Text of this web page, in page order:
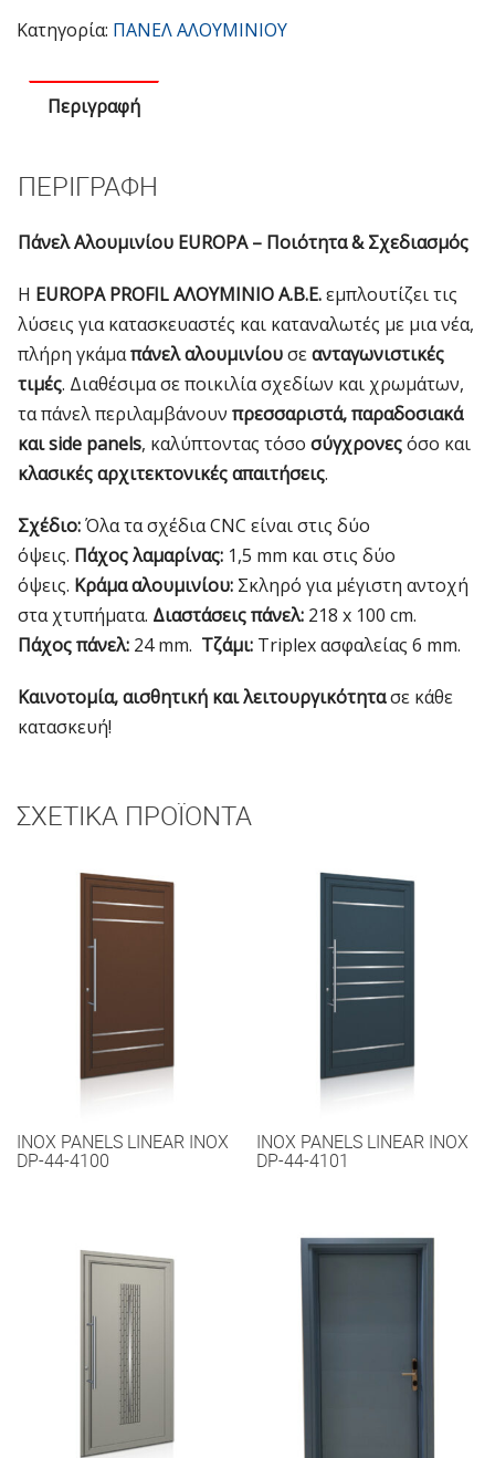
Inox
Κατηγορία: ΠΑΝΕΛ ΑΛΟΥΜΙΝΙΟΥ
Περιγραφή
ΠΕΡΙΓΡΑΦΉ
Πάνελ Αλουμινίου EUROPA – Ποιότητα & Σχεδιασμός
Η EUROPA PROFIL ΑΛΟΥΜΙΝΙΟ Α.Β.Ε.εμπλουτίζει τις
λύσεις για κατασκευαστές και καταναλωτές με μια νέα,
πλήρη γκάμαπάνελ αλουμινίουσεανταγωνιστικές
τιμές. Διαθέσιμα σε ποικιλία σχεδίων και χρωμάτων,
τα πάνελ περιλαμβάνουν πρεσσαριστά, παραδοσιακά
και side panels, καλύπτοντας τόσο σύγχρονεςόσο και
κλασικές αρχιτεκτονικές απαιτήσεις.
Σχέδιο:Όλα τα σχέδια CNC είναι στις δύο
όψεις. Πάχος λαμαρίνας: 1,5 mm και στις δύο
όψεις. Κράμα αλουμινίου: Σκληρό για μέγιστη αντοχή
στα χτυπήματα. Διαστάσεις πάνελ: 218 x 100 cm.
Πάχος πάνελ: 24 mm. Τζάμι: Triplex ασφαλείας 6 mm.
Καινοτομία, αισθητική και λειτουργικότητασε κάθε
κατασκευή!
ΣΧΕΤΙΚΆ ΠΡΟΪΌΝΤΑ
INOX PANELS LINEAR INOX
DP-44-4100
INOX PANELS LINEAR INOX
DP-44-4101